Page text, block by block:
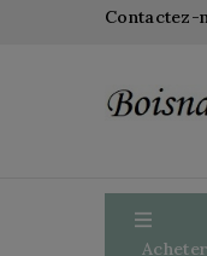
Contactez-
